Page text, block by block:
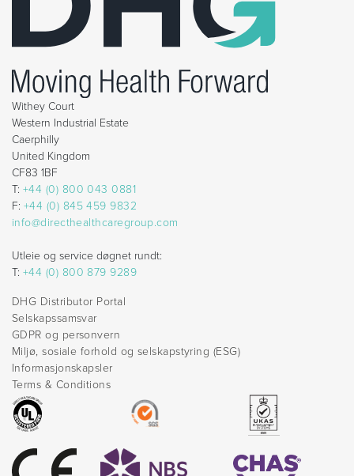
Withey Court
Western Industrial Estate
Caerphilly
United Kingdom
CF83 1BF
T: +44 (0) 800 043 0881
F: +44 (0) 845 459 9832
info@directhealthcaregroup.com
Utleie og service døgnet rundt:
T: +44 (0) 800 879 9289
DHG Distributor Portal
Selskapssamsvar
GDPR og personvern
Miljø, sosiale forhold og selskapstyring (ESG)
Informasjonskapsler
Terms & Conditions